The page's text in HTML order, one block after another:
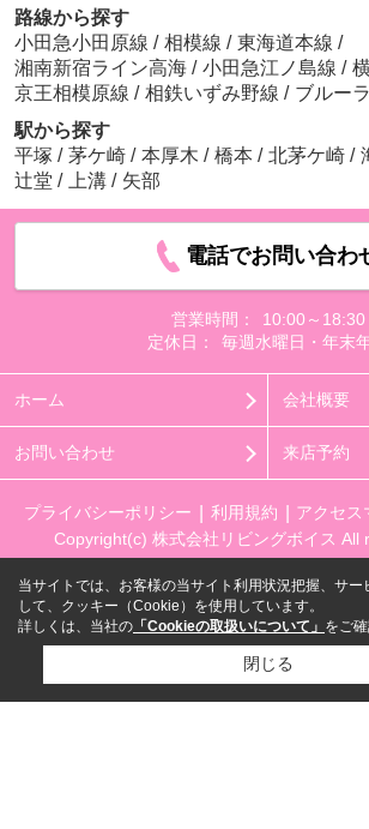
路線から探す
小田急小田原線 / 相模線 / 東海道本線 /
湘南新宿ライン高海 / 小田急江ノ島線 /
京王相模原線 / 相鉄いずみ野線 / ブルー
駅から探す
平塚 / 茅ケ崎 / 本厚木 / 橋本 / 北茅ケ崎 /
辻堂 / 上溝 / 矢部
電話でお問い合わ
営業時間：
10:00～18:30
定休日：
毎週水曜日・年末
ホーム 会社概要
お問い合わせ 来店予約
プライバシーポリシー 利用規約 アクセス
Copyright(c) 株式会社リビングボイス All
当サイトでは、お客様の当サイト利用状況把握、サー
して、クッキー（Cookie）を使用しています。
詳しくは、当社の 「Cookieの取扱いについて」 をご確
閉じる